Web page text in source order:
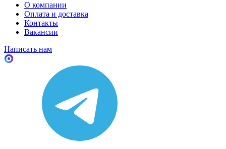
О компании
Оплата и доставка
Контакты
Вакансии
Написать нам